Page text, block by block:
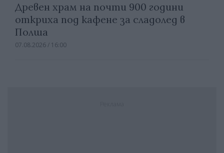
Древен храм на почти 900 години
откриха под кафене за сладолед в
Полша
07.08.2026 / 16:00